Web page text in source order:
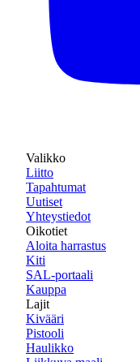
Valikko
Liitto
Tapahtumat
Uutiset
Yhteystiedot
Oikotiet
Aloita harrastus
Kiti
SAL-portaali
Kauppa
Lajit
Kivääri
Pistooli
Haulikko